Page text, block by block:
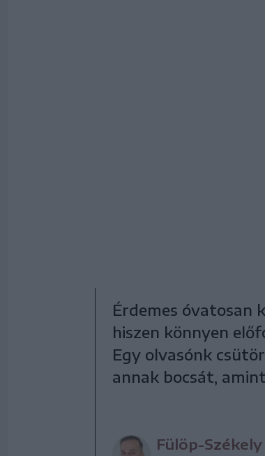
Érdemes óvatosan
hiszen könnyen
Egy olvasónk
annak bocsát,
Fülöp-